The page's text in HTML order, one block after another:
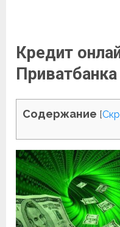
Кредит
Содержание [